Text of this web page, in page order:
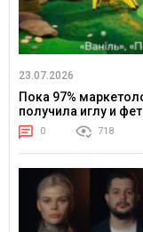
23.07.2026
Пока 97%
получила иглу и
0 718